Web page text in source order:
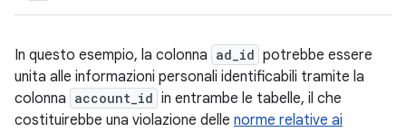
In questo esempio, la colonna ad_id potrebbe essere
unita alle informazioni personali identificabili tramite la
colonna account_id in entrambe le tabelle, il che
costituirebbe una violazione delle norme relative ai